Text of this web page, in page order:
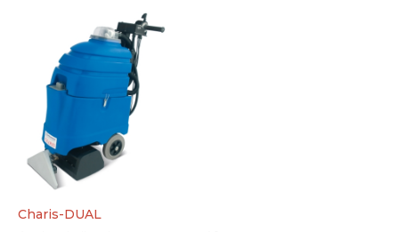
Charis-DUAL